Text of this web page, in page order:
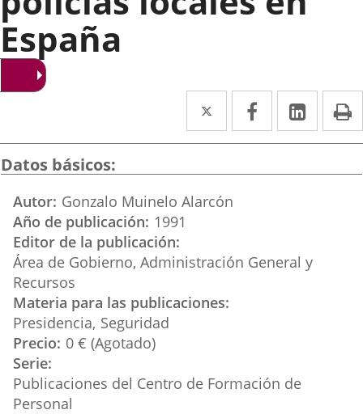
España
Twitter
Enlace
a
externa.
Facebook
Enlace
a
Enlace
a
Datos básicos
Autor Gonzalo Muinelo Alarcón
Año de publicación 1991
Editor de la publicación
Área de Gobierno, Administración General y
Recursos
Materia para las publicaciones
Presidencia Seguridad
Precio 0 € (Agotado)
Serie
Publicaciones del Centro de Formación de
Personal